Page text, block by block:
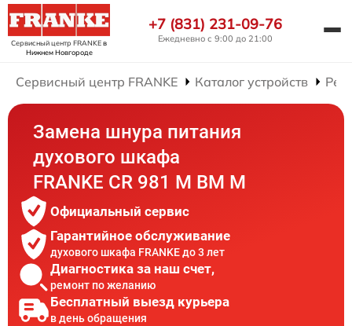
Сервисный центр FRANKEв
Нижнем Новгороде
+7 (831) 231-09-76
Ежедневно с 9:00 до 21:00
Сервисный центр FRANKE Каталог устройств
Замена шнура питания
духового шкафа
FRANKE CR 981 M BM M
Официальный сервис
Гарантийное обслуживание
духового шкафа FRANKE до 3 лет
Диагностика за наш счет,
ремонт по желанию
Бесплатный выезд курьера
в день обращения